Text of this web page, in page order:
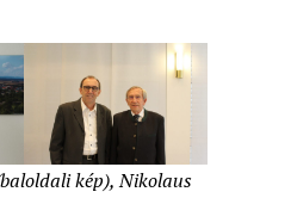
kép), Nikolaus